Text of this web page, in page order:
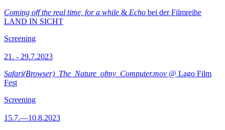
Coming off the real time, for a while & Echo bei der Filmreihe
LAND IN SICHT
Screening
21. - 29.7.2023
Safari(Browser)_The_Nature_ofmy_Computer.mov @ Lago Film
Fest
Screening
15.7.—10.8.2023